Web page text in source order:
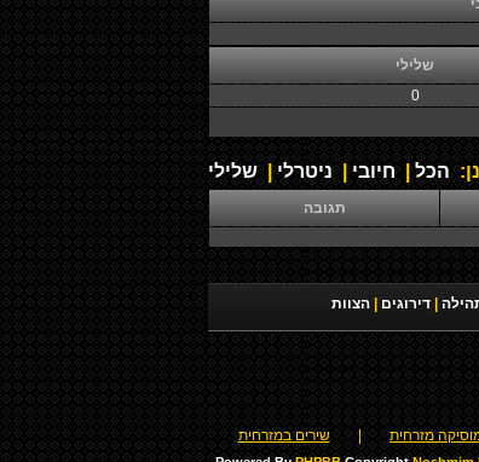
שלילי
0
הכל חיובי ניטרלי שלילי
תגובה
דירוגים הצוות
מזרחית שירים במזרחית